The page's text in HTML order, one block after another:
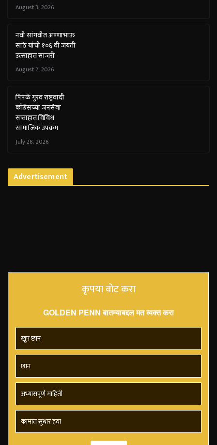
August 3, 2026
नवी सांगवीत अण्णाभाऊ
साठे यांची १०६ वी जयंती
उत्साहात साजरी
August 2, 2026
पिंपळे गुरव राष्ट्रवादी
काँग्रेसच्या जनसेवा
सप्ताहात विविध
सामाजिक उपक्रम
July 28, 2026
Advertisement
कृपया वोट करा
GOLDEN PENN बातम्याबद्दल मत व्यक्त करा
खूप छान
छान
अभ्यासपूर्ण माहिती
कामात सुधार हवा